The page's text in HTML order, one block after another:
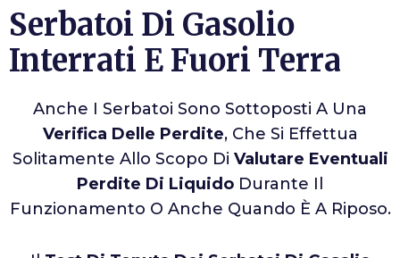
Serbatoi Di Gasolio
Interrati E Fuori Terra
Anche I Serbatoi Sono Sottoposti A Una
Verifica Delle Perdite, Che Si Effettua
Solitamente Allo Scopo Di Valutare Eventuali
Perdite Di Liquido Durante Il
Funzionamento O Anche Quando È A Riposo.